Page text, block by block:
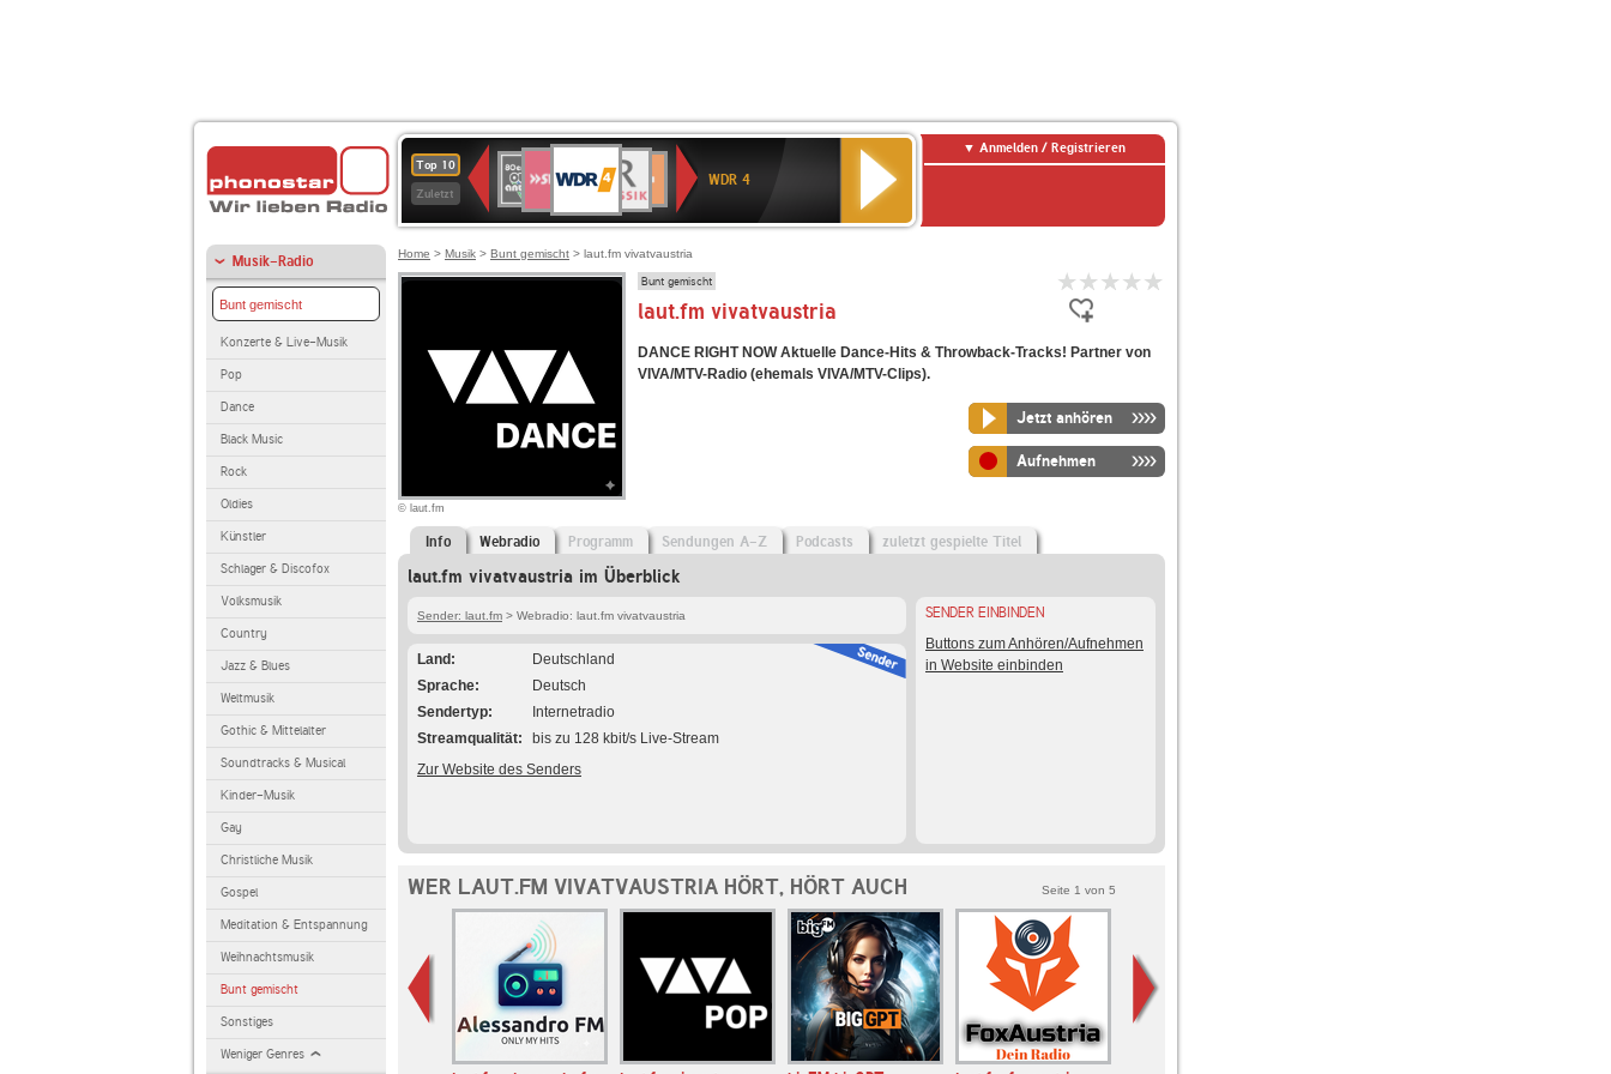
Top 10
Zuletzt
Deutschlandfunk
80er
90er
OLDIE
ANTENNE
4
KLASSIK
Deutschlandfunk
Kultur
Kultur
2
WDR 4
Anmelden / Registrieren
Musik-Radio
Bunt gemischt
Konzerte & Live-Musik
Pop
Dance
Black Music
Rock
Oldies
Künstler
Schlager & Discofox
Volksmusik
Country
Jazz & Blues
Weltmusik
Gothic & Mittelalter
Soundtracks & Musical
Kinder-Musik
Gay
Christliche Musik
Gospel
Meditation & Entspannung
Weihnachtsmusik
Bunt gemischt
Sonstiges
Weniger Genres
Home > Musik > Bunt gemischt > laut.fm vivatvaustria
© laut.fm
Bunt gemischt
laut.fm vivatvaustria
DANCE RIGHT NOW Aktuelle Dance-Hits & Throwback-Tracks! Partner von
VIVA/MTV-Radio (ehemals VIVA/MTV-Clips).
Jetzt anhören
Aufnehmen
Info Webradio Programm Sendungen A-Z Podcasts zuletzt gespielte Titel
laut.fm vivatvaustria im Überblick
Sender: laut.fm > Webradio: laut.fm vivatvaustria
Land
Deutschland
Sprache
Deutsch
Sendertyp
Internetradio
Streamqualität
bis zu 128 kbit/s Live-Stream
Zur Website des Senders
SENDER EINBINDEN
Buttons zum Anhören/Aufnehmen
in Website einbinden
WER LAUT.FM VIVATVAUSTRIA HÖRT, HÖRT AUCH Seite 1 von 5